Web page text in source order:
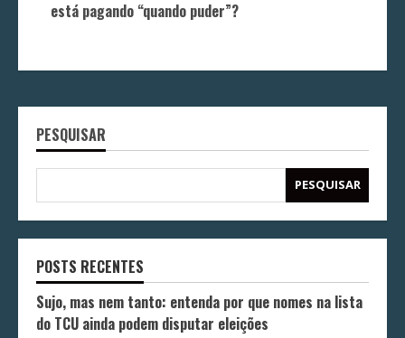
está pagando “quando puder”?
PESQUISAR
PESQUISAR
POSTS RECENTES
Sujo, mas nem tanto: entenda por que nomes na lista
do TCU ainda podem disputar eleições